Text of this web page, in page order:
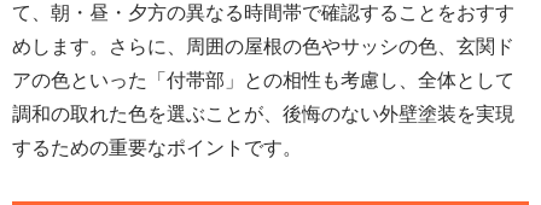
て、朝・昼・夕方の異なる時間帯で確認することをおすす
めします。さらに、周囲の屋根の色やサッシの色、玄関ド
アの色といった「付帯部」との相性も考慮し、全体として
調和の取れた色を選ぶことが、後悔のない外壁塗装を実現
するための重要なポイントです。